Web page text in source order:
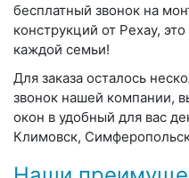
бесплатный звонок на
конструкций от Рехау,
каждой семьи!
Для заказа осталось
звонок нашей компании,
окон в удобный для вас
Климовск,